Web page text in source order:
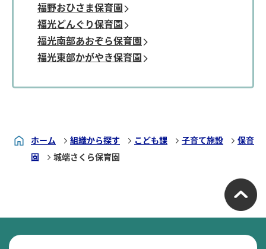
福野おひさま保育園
福光どんぐり保育園
福光南部あおぞら保育園
福光東部かがやき保育園
ホーム 組織から探す こども課 子育て施設
保育
園
城端さくら保育園